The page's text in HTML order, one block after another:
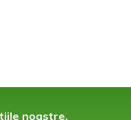
noastre.